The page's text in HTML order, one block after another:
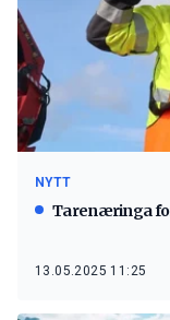
NYTT
Tarenæringa
13.05.2025 11:25